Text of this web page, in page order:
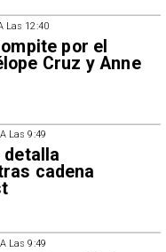
Las 12:40
por el
Cruz y Anne
Las 9:49
cadena
Las 9:49